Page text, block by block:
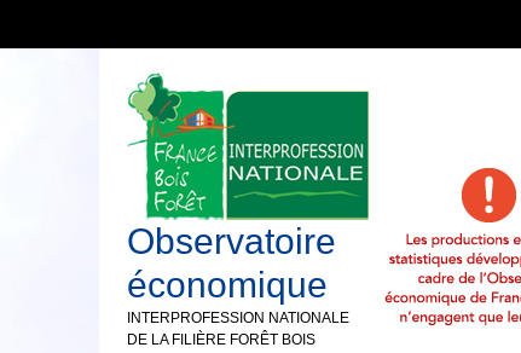
Observatoire
économique
INTERPROFESSION NATIONALE
DE LA FILIÈRE FORÊT BOIS